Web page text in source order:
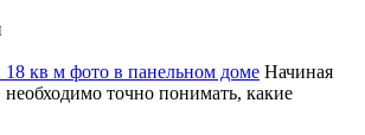
18 кв м фото в панельном доме Начиная
точно понимать, какие